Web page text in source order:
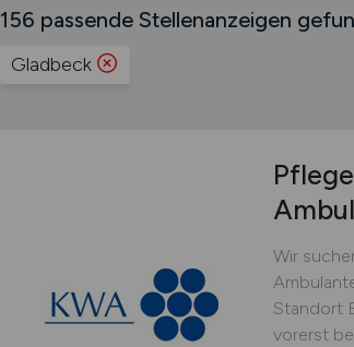
156 passende Stellenanzeigen
Gladbeck
Wir
Standort
vorerst